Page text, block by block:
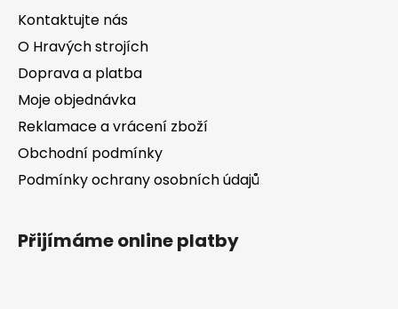
Kontaktujte nás
O Hravých strojích
Doprava a platba
Moje objednávka
Reklamace a vrácení zboží
Obchodní podmínky
Podmínky ochrany osobních údajů
Přijímáme online platby